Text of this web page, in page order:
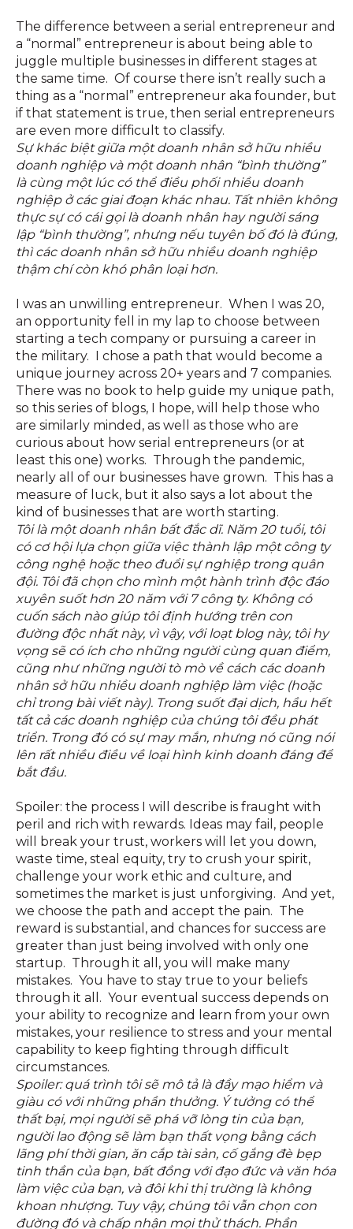
The difference between a serial entrepreneur and
a “normal” entrepreneur is about being able to
juggle multiple businesses in different stages at
the same time. Of course there isn’t really such a
thing as a “normal” entrepreneur aka founder, but
if that statement is true, then serial entrepreneurs
are even more difficult to classify.
Sự khác biệt giữa một doanh nhân sở hữu nhiều
doanh nghiệp và một doanh nhân “bình thường”
là cùng một lúc có thể điều phối nhiều doanh
nghiệp ở các giai đoạn khác nhau. Tất nhiên không
thực sự có cái gọi là doanh nhân hay người sáng
lập “bình thường”, nhưng nếu tuyên bố đó là đúng,
thì các doanh nhân sở hữu nhiều doanh nghiệp
thậm chí còn khó phân loại hơn.
I was an unwilling entrepreneur. When I was 20,
an opportunity fell in my lap to choose between
starting a tech company or pursuing a career in
the military. I chose a path that would become a
unique journey across 20+ years and 7 companies.
There was no book to help guide my unique path,
so this series of blogs, I hope, will help those who
are similarly minded, as well as those who are
curious about how serial entrepreneurs (or at
least this one) works. Through the pandemic,
nearly all of our businesses have grown. This has a
measure of luck, but it also says a lot about the
kind of businesses that are worth starting.
Tôi là một doanh nhân bất đắc dĩ. Năm 20 tuổi, tôi
có cơ hội lựa chọn giữa việc thành lập một công ty
công nghệ hoặc theo đuổi sự nghiệp trong quân
đội. Tôi đã chọn cho mình một hành trình độc đáo
xuyên suốt hơn 20 năm với 7 công ty. Không có
cuốn sách nào giúp tôi định hướng trên con
đường độc nhất này, vì vậy, với loạt blog này, tôi hy
vọng sẽ có ích cho những người cùng quan điểm,
cũng như những người tò mò về cách các doanh
nhân sở hữu nhiều doanh nghiệp làm việc (hoặc
chỉ trong bài viết này). Trong suốt đại dịch, hầu hết
tất cả các doanh nghiệp của chúng tôi đều phát
triển. Trong đó có sự may mắn, nhưng nó cũng nói
lên rất nhiều điều về loại hình kinh doanh đáng để
bắt đầu.
Spoiler: the process I will describe is fraught with
peril and rich with rewards. Ideas may fail, people
will break your trust, workers will let you down,
waste time, steal equity, try to crush your spirit,
challenge your work ethic and culture, and
sometimes the market is just unforgiving. And yet,
we choose the path and accept the pain. The
reward is substantial, and chances for success are
greater than just being involved with only one
startup. Through it all, you will make many
mistakes. You have to stay true to your beliefs
through it all. Your eventual success depends on
your ability to recognize and learn from your own
mistakes, your resilience to stress and your mental
capability to keep fighting through difficult
circumstances.
Spoiler: quá trình tôi sẽ mô tả là đầy mạo hiểm và
giàu có với những phần thưởng. Ý tưởng có thể
thất bại, mọi người sẽ phá vỡ lòng tin của bạn,
người lao động sẽ làm bạn thất vọng bằng cách
lãng phí thời gian, ăn cắp tài sản, cố gắng đè bẹp
tinh thần của bạn, bất đồng với đạo đức và văn hóa
làm việc của bạn, và đôi khi thị trường là không
khoan nhượng. Tuy vậy, chúng tôi vẫn chọn con
đường đó và chấp nhận mọi thử thách. Phần